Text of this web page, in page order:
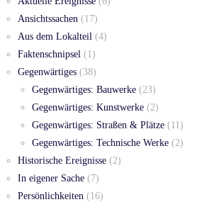
Ansichtssachen (17)
Aus dem Lokalteil (4)
Faktenschnipsel (1)
Gegenwärtiges (38)
Gegenwärtiges: Bauwerke (23)
Gegenwärtiges: Kunstwerke (2)
Gegenwärtiges: Straßen & Plätze (11)
Gegenwärtiges: Technische Werke (2)
Historische Ereignisse (2)
In eigener Sache (7)
Persönlichkeiten (16)